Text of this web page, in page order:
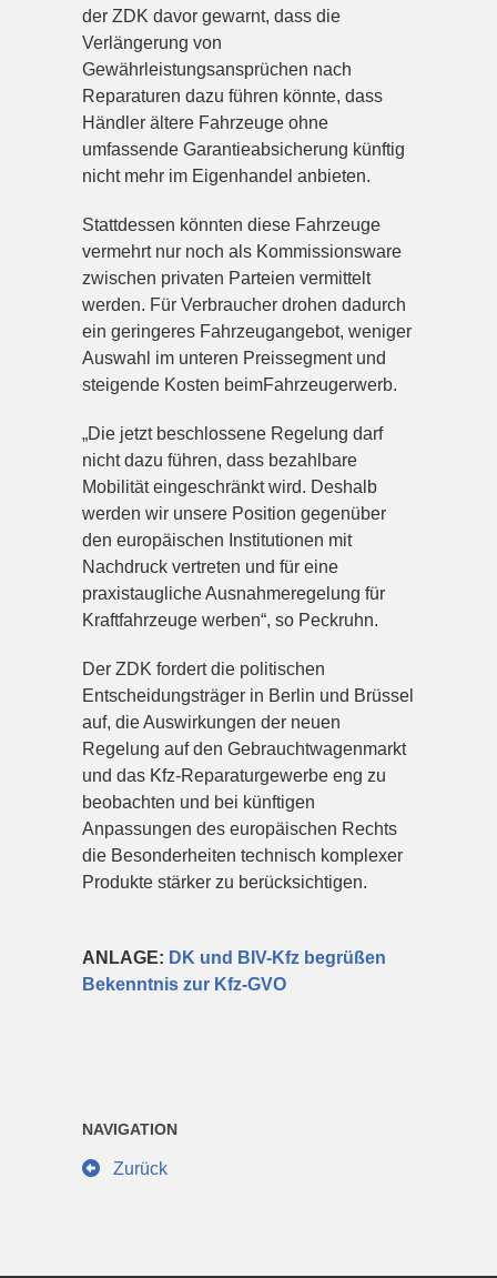
der ZDK davor gewarnt, dass die
Verlängerung von
Gewährleistungsansprüchen nach
Reparaturen dazu führen könnte, dass
Händler ältere Fahrzeuge ohne
umfassende Garantieabsicherung künftig
nicht mehr im Eigenhandel anbieten.
Stattdessen könnten diese Fahrzeuge
vermehrt nur noch als Kommissionsware
zwischen privaten Parteien vermittelt
werden. Für Verbraucher drohen dadurch
ein geringeres Fahrzeugangebot, weniger
Auswahl im unteren Preissegment und
steigende Kosten beimFahrzeugerwerb.
„Die jetzt beschlossene Regelung darf
nicht dazu führen, dass bezahlbare
Mobilität eingeschränkt wird. Deshalb
werden wir unsere Position gegenüber
den europäischen Institutionen mit
Nachdruck vertreten und für eine
praxistaugliche Ausnahmeregelung für
Kraftfahrzeuge werben“, so Peckruhn.
Der ZDK fordert die politischen
Entscheidungsträger in Berlin und Brüssel
auf, die Auswirkungen der neuen
Regelung auf den Gebrauchtwagenmarkt
und das Kfz-Reparaturgewerbe eng zu
beobachten und bei künftigen
Anpassungen des europäischen Rechts
die Besonderheiten technisch komplexer
Produkte stärker zu berücksichtigen.
ANLAGE: DK und BIV-Kfz begrüßen
Bekenntnis zur Kfz-GVO
NAVIGATION
Zurück